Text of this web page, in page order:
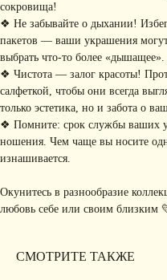
сокровища!
❖ Не забывайте о дыхании!
пакетов — ваши украшения
выбрать что-то более «дышащее».
❖ Чистота — залог красоты!
салфеткой, чтобы они всегда
только эстетика, но и забота о
❖ Помните: срок службы ваших
ношения. Чем чаще вы носите
изнашивается.
Окунитесь в разнообразие
любовь себе или своим близким
СМОТРИТЕ ТАКЖЕ
ПОДПИШИТЕСЬ НА
РАССЫЛКУ
Я соглашаюсь с обработкой персональных данных
конфиденциальности
ИНФОРМАЦИЯ
Рассказываем о новых
коллекциях, акциях и трендах